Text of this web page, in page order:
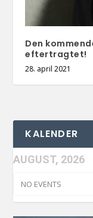
Den
eftertragtet!
28. april 2021
KALENDER
AUGUST, 2026
NO EVENTS